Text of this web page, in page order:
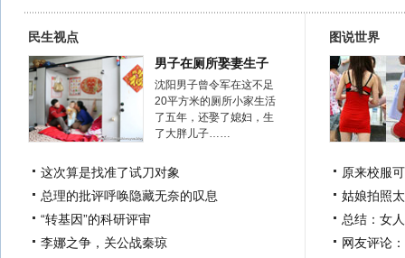
民生视点
男子在厕所娶妻生子
沈阳男子曾令军在这不足
20平方米的厕所小家生活
了五年，还娶了媳妇，生
了大胖儿子……
这次算是找准了试刀对象
总理的批评呼唤隐藏无奈的叹息
“转基因”的科研评审
李娜之争，关公战秦琼
图说世界
原来校服
姑娘拍照
总结：女
网友评论